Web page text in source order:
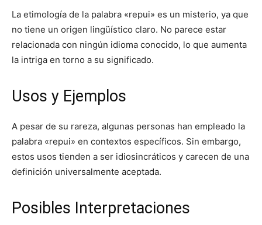
La etimología de la palabra «repui» es un misterio, ya que
no tiene un origen lingüístico claro. No parece estar
relacionada con ningún idioma conocido, lo que aumenta
la intriga en torno a su significado.
Usos y Ejemplos
A pesar de su rareza, algunas personas han empleado la
palabra «repui» en contextos específicos. Sin embargo,
estos usos tienden a ser idiosincráticos y carecen de una
definición universalmente aceptada.
Posibles Interpretaciones